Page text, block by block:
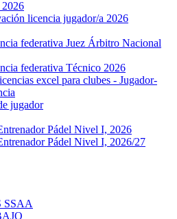
2026
licencia jugador/a 2026
federativa Juez Árbitro Nacional
federativa Técnico 2026
excel para clubes - Jugador-
jugador
Pádel Nivel I, 2026
Pádel Nivel I, 2026/27
SSAA